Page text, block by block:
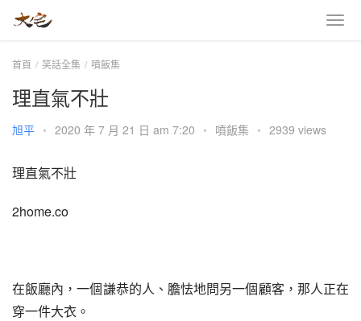
首頁 笑話全集 噴飯集
理直氣不壯
旭平 • 2020 年 7 月 21 日 am 7:20 • 噴飯集 • 2939 views
理直氣不壯
2home.co
在飯廳內，一個謙恭的人、膽怯地問另一個顧客，那人正在
穿一件大衣。